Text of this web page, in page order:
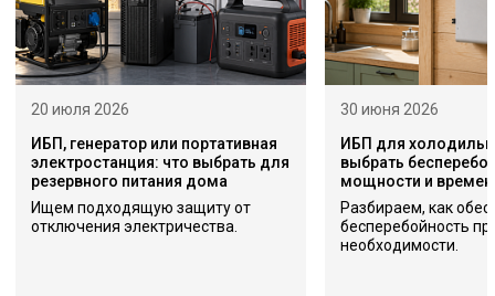
20 июля 2026
ИБП, генератор или портативная
электростанция: что выбрать для
резервного питания дома
Ищем подходящую защиту от
отключения электричества.
30 июня 2026
ИБП для
выбрать
мощности и
Разбираем, как
бесперебойность
необходимости.